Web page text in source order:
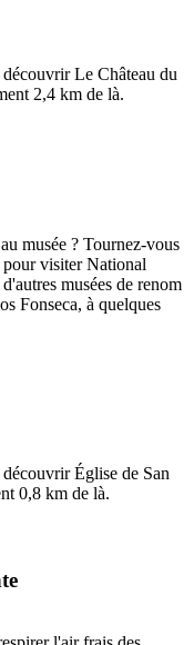
Le Château du
2,4 km de là.
musée ? Tournez-vous
pour visiter National
musées de renom
Fonseca, à quelques
Église de San
0,8 km de là.